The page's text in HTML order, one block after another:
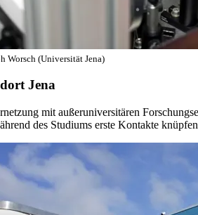
Worsch (Universität Jena)
Jena
mit außeruniversitären
des Studiums erste Kontakte